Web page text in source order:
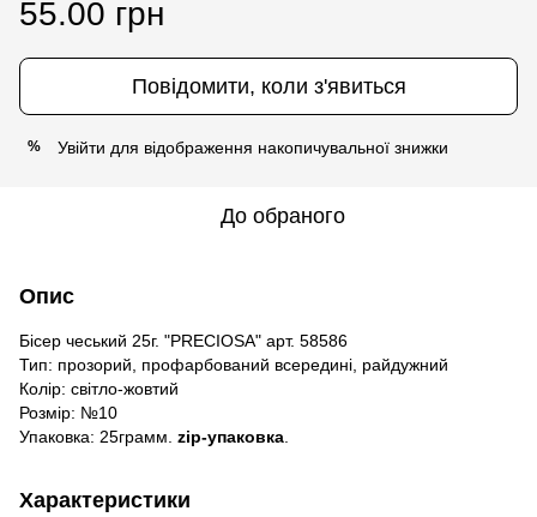
55.00 грн
Повідомити, коли з'явиться
% Увійти для відображення накопичувальної знижки
До обраного
Опис
Бісер чеський 25г. "PRECIOSA" арт. 58586
Тип: прозорий, профарбований всередині, райдужний
Колір: світло-жовтий
Розмір: №10
Упаковка: 25грамм. zip-упаковка
Характеристики